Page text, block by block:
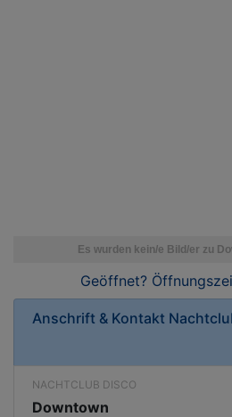
Geöffnet?
Anschrift & Kontakt
NACHTCLUB DISCO
Downtown